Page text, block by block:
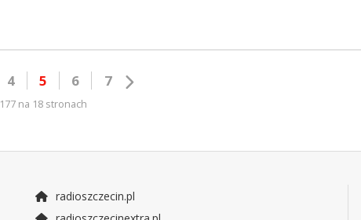
4 5 6 7
177 na 18 stronach
radioszczecin.pl